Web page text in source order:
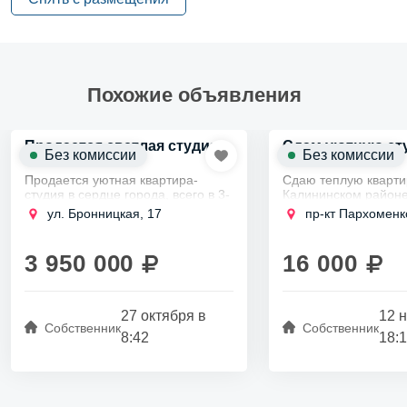
Похожие объявления
Продается светлая студия
25м2
Продается уютная квартира-
студия в сердце города, всего в 3-
5 минутах пешком от метро
Технологический институт.
квадратных метров...
ул. Бронницкая, 17
3 950 000
Собственник
27 октября в
8:42
Без комиссии
Сдам уютную
Сдаю теплую
Калининском
метро Площадь
Без животных, с
пр-кт
16 000
Собственник
12
Без комиссии